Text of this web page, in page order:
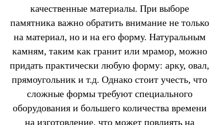
качественные материалы. При выборе
памятника важно обратить внимание не только
на материал, но и на его форму. Натуральным
камням, таким как гранит или мрамор, можно
придать практически любую форму: арку, овал,
прямоугольник и т.д. Однако стоит учесть, что
сложные формы требуют специального
оборудования и большего количества времени
на изготовление, что может повлиять на